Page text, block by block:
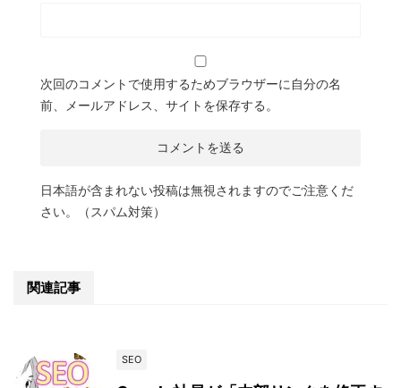
次回のコメントで使用するためブラウザーに自分の名
前、メールアドレス、サイトを保存する。
日本語が含まれない投稿は無視されますのでご注意くだ
さい。（スパム対策）
関連記事
SEO